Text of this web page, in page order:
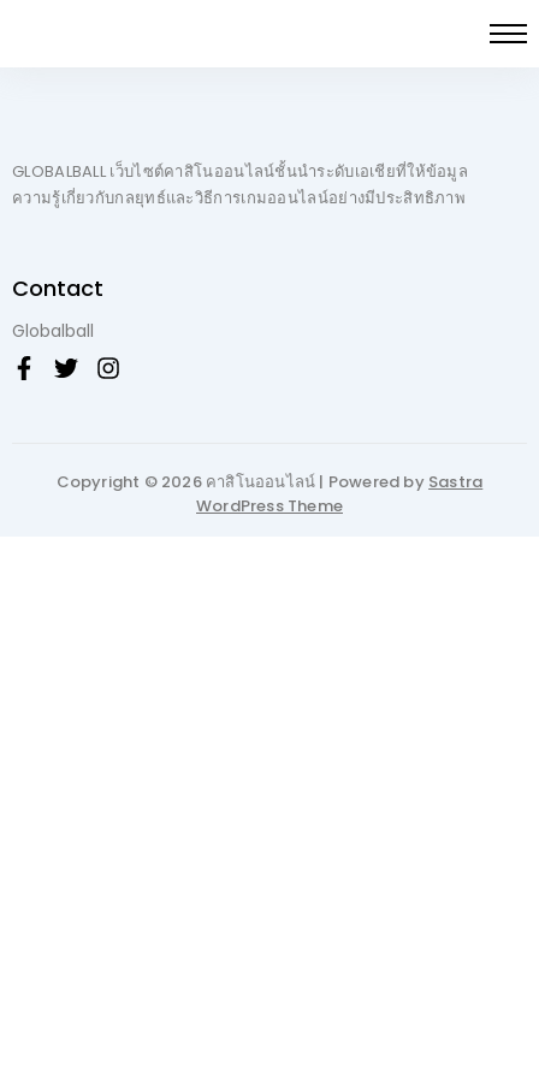
GLOBALBALL เว็บไซต์คาสิโนออนไลน์ชั้นนำระดับเอเชียที่ให้ข้อมูล
ความรู้เกี่ยวกับกลยุทธ์และวิธีการเกมออนไลน์อย่างมีประสิทธิภาพ
Contact
Globalball
Copyright © 2026 คาสิโนออนไลน์ | Powered by Sastra
WordPress Theme